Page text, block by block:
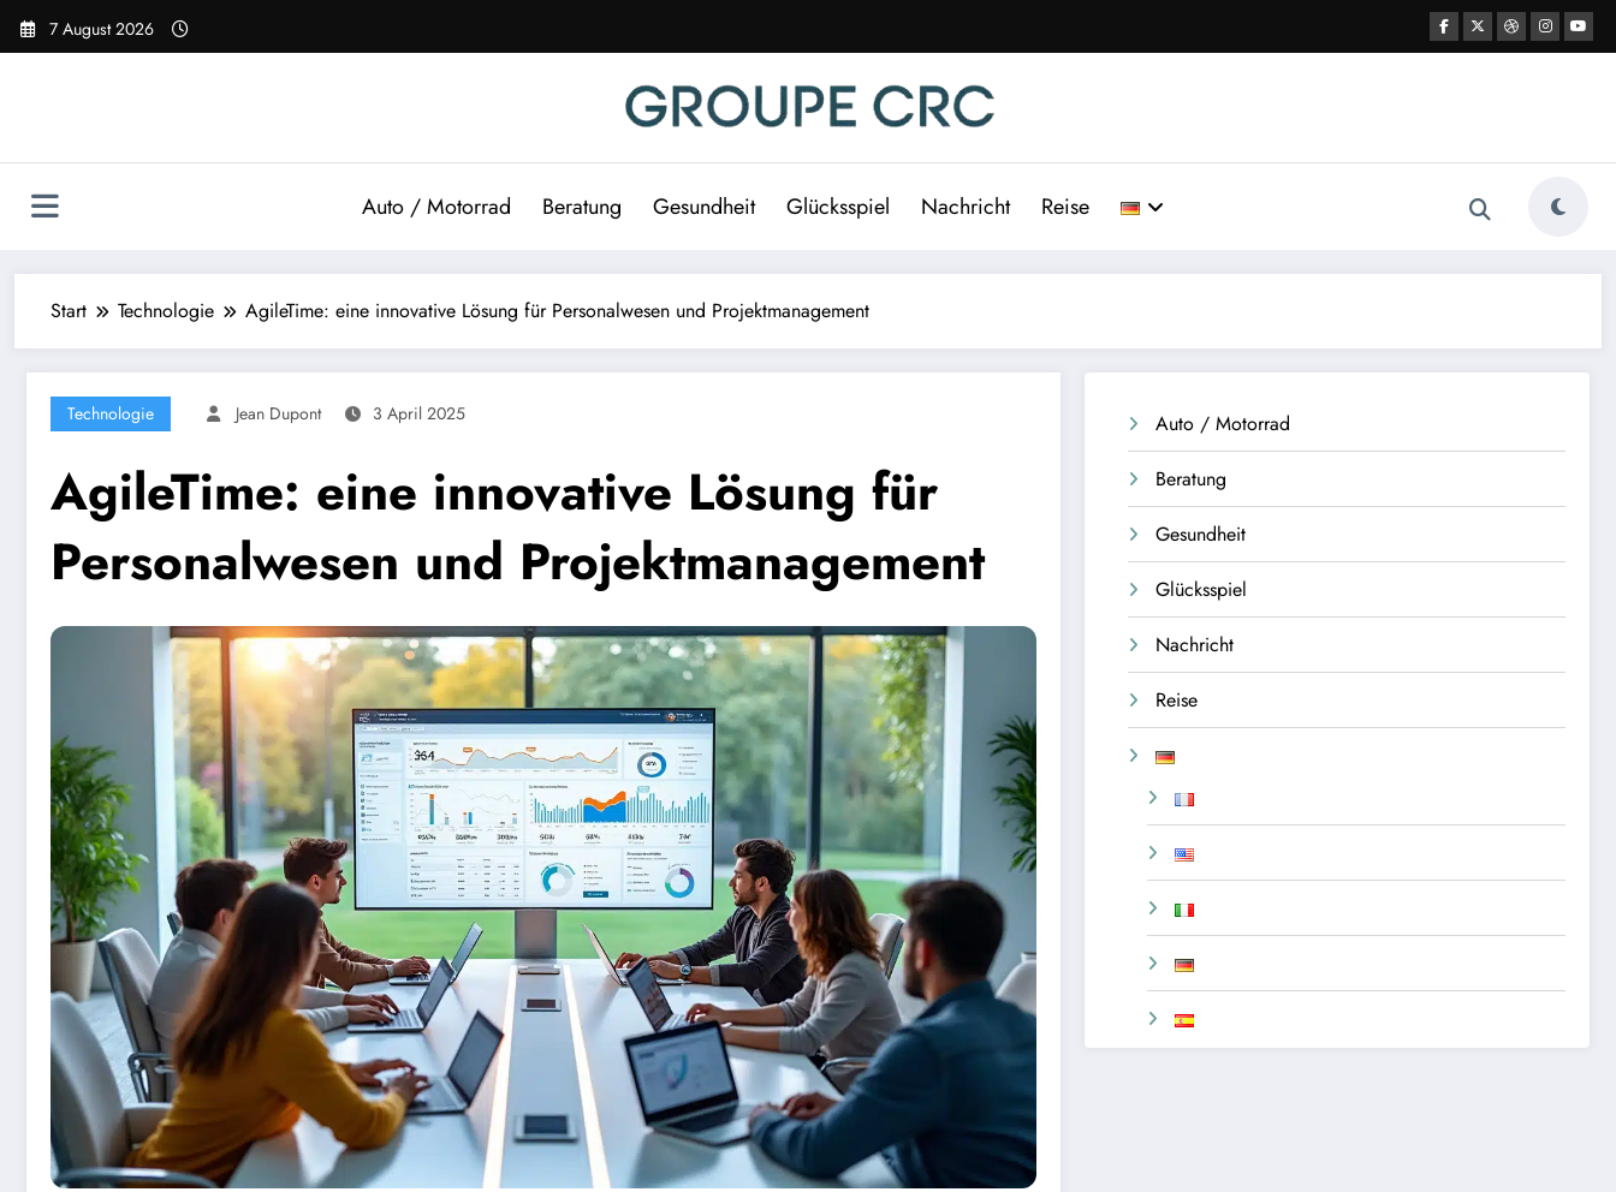
Zum
Inhalt
7 August 2026
Auto / Motorrad Beratung Gesundheit Glücksspiel Nachricht Reise
Start Technologie AgileTime: eine innovative Lösung für Personalwesen und Projektmanagement
Technologie Jean Dupont 3 April 2025
AgileTime: eine innovative Lösung für
Personalwesen und Projektmanagement
Auto / Motorrad
Beratung
Gesundheit
Glücksspiel
Nachricht
Reise